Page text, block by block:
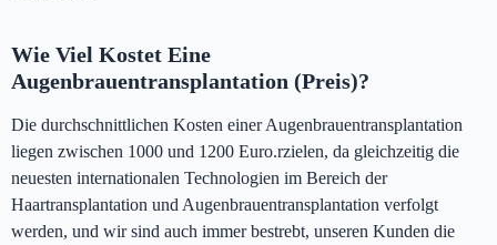
Wie Viel Kostet Eine
Augenbrauentransplantation (Preis)?
Die durchschnittlichen Kosten einer Augenbrauentransplantation
liegen zwischen 1000 und 1200 Euro.rzielen, da gleichzeitig die
neuesten internationalen Technologien im Bereich der
Haartransplantation und Augenbrauentransplantation verfolgt
werden, und wir sind auch immer bestrebt, unseren Kunden die